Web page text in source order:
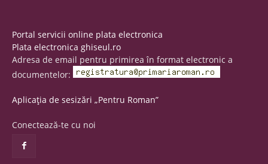
Portal servicii online plata electronica
Plata electronica ghiseul.ro
Adresa de email pentru primirea în format electronic a
documentelor:
Aplicația de sesizări „Pentru Roman”
Conectează-te cu noi